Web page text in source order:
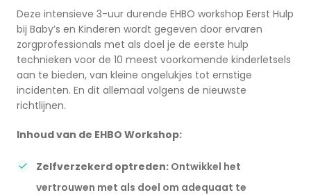
Deze intensieve 3-uur durende EHBO workshop Eerst Hulp
bij Baby’s en Kinderen wordt gegeven door ervaren
zorgprofessionals met als doel je de eerste hulp
technieken voor de 10 meest voorkomende kinderletsels
aan te bieden, van kleine ongelukjes tot ernstige
incidenten. En dit allemaal volgens de nieuwste
richtlijnen.
Inhoud van de EHBO Workshop:
Zelfverzekerd optreden: Ontwikkel het
vertrouwen met als doel om adequaat te